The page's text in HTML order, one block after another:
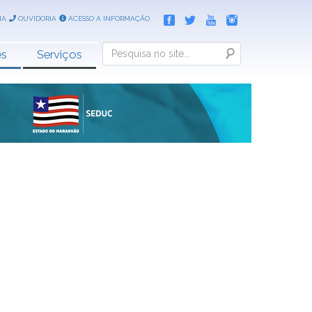
OUVIDORIA ACESSO A INFORMAÇÃO
Serviços Search